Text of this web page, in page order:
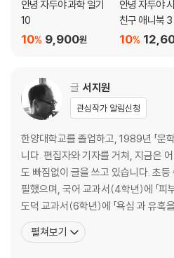
미래에서 온 자두의 편지·80
증강 현실을 만들고 싶어·84
-증강 현실을 만드는 사람이 되려면 어
소파 고르기·88
-증강 현실을 이용해 인테리어를 할 수
헉, 비밀이 없어!·92
-스마트폰을 갖다 대면 뭐든지 다 알아
5장 가상과 증강이 섞인 혼합 현실의 세계
장점만 모아서!·98
-혼합 현실로 달 탐사를 갈 수 있다고요?
안녕 자두야 과학 일기
10
9,900원
10%
안녕 자두야
친구 애니북 3
10%
글 서지원
관심작가 알림신청
한양대학교를 졸업하고, 1989년 「문
니다. 편집자와 기자를 거쳐, 지금은
도 빠짐없이 글을 쓰고 있습니다. 초
필했으며, 국어 교과서(4학년)에 「피
도덕 교과서(6학년)에 「욕심 과 유혹
있습니다. 지은 책으로 『어느 날 우리 반에 공룡이 전학 왔다』, 『빨간
내복의 초능력자』, 『훈민정음 구출 작
펼쳐보기